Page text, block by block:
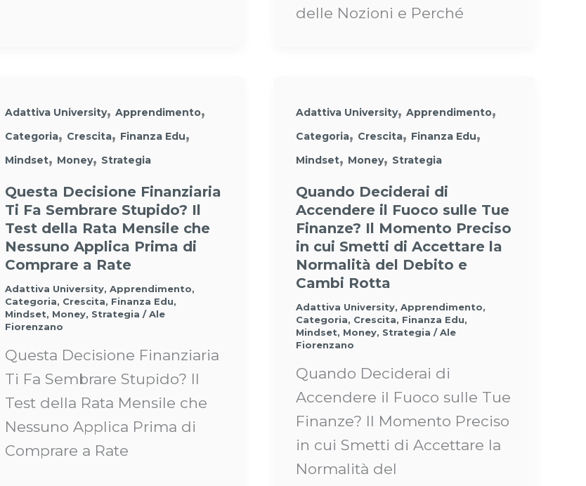
delle Nozioni e Perché
Adattiva University,Apprendimento,
Categoria, Crescita, Finanza Edu,
Mindset, Money, Strategia
Questa Decisione Finanziaria
Ti Fa Sembrare Stupido? Il
Test della Rata Mensile che
Nessuno Applica Prima di
Comprare a Rate
Adattiva University,Apprendimento,
Categoria, Crescita, Finanza Edu,
Mindset, Money, Strategia /Ale
Fiorenzano
Questa Decisione Finanziaria
Ti Fa Sembrare Stupido? Il
Test della Rata Mensile che
Nessuno Applica Prima di
Comprare a Rate
Adattiva University,Apprendimento,
Categoria, Crescita, Finanza Edu,
Mindset, Money, Strategia
Quando Deciderai di
Accendere il Fuoco sulle Tue
Finanze? Il Momento Preciso
in cui Smetti di Accettare la
Normalità del Debito e
Cambi Rotta
Adattiva University,Apprendimento,
Categoria, Crescita, Finanza Edu,
Mindset, Money, Strategia /Ale
Fiorenzano
Quando Deciderai di
Accendere il Fuoco sulle Tue
Finanze? Il Momento Preciso
in cui Smetti di Accettare la
Normalità del